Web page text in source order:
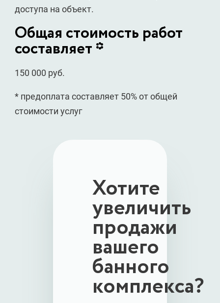
доступа на объект.
Общая стоимость работ
составляет *
150 000 руб.
* предоплата составляет 50% от общей
стоимости услуг
Хотите
увеличить
продажи
вашего
банного
комплекса?